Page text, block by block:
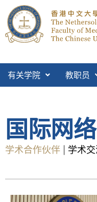
有关学院 教职员
国际网络
学术合作伙伴 学术